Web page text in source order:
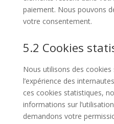
paiement. Nous pouvons
votre consentement.
5.2 Cookies
Nous utilisons des
l’expérience des
ces cookies statistiques,
informations sur
demandons votre